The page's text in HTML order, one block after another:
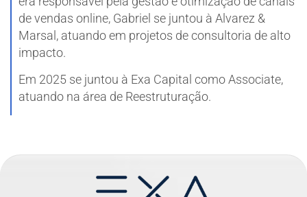
de vendas online, Gabriel se juntou à Alvarez &
Marsal, atuando em projetos de consultoria de alto
impacto.
Em 2025 se juntou à Exa Capital como Associate,
atuando na área de Reestruturação.